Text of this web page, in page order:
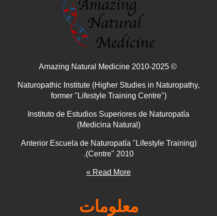
© 2010-2025 Amazing Natural Medicine
Naturopathic Institute (Higher Studies in Naturopathy,
former "Lifestyle Training Centre")
Instituto de Estudios Superiores de Naturopatía
(Medicina Natural)
(Anterior Escuela de Naturopatía "Lifestyle Training
Centre" 2010).
Read More »
معلومات